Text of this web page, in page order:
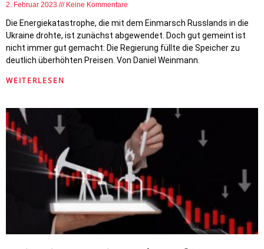
2. Februar 2023 Keine Kommentare
Die Energiekatastrophe, die mit dem Einmarsch Russlands in die
Ukraine drohte, ist zunächst abgewendet. Doch gut gemeint ist
nicht immer gut gemacht: Die Regierung füllte die Speicher zu
deutlich überhöhten Preisen. Von Daniel Weinmann.
WEITERLESEN